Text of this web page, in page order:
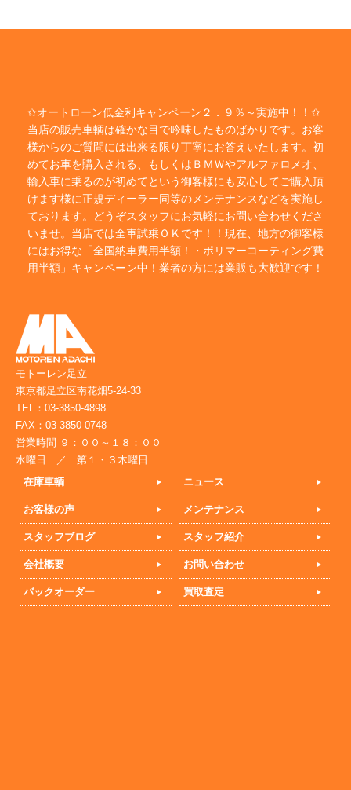
✩オートローン低金利キャンペーン２．９％～実施中！！✩
当店の販売車輌は確かな目で吟味したものばかりです。お客
様からのご質問には出来る限り丁寧にお答えいたします。初
めてお車を購入される、もしくはＢＭＷやアルファロメオ、
輸入車に乗るのが初めてという御客様にも安心してご購入頂
けます様に正規ディーラー同等のメンテナンスなどを実施し
ております。どうぞスタッフにお気軽にお問い合わせくださ
いませ。当店では全車試乗ＯＫです！！現在、地方の御客様
にはお得な「全国納車費用半額！・ポリマーコーティング費
用半額」キャンペーン中！業者の方には業販も大歓迎です！
モトーレン足立
東京都足立区南花畑5-24-33
TEL：03-3850-4898
FAX：03-3850-0748
営業時間 ９：００～１８：００
水曜日 ／ 第１・３木曜日
在庫車輌
ニュース
お客様の声 メンテナンス
スタッフブログ スタッフ紹介
会社概要 お問い合わせ
バックオーダー 買取査定